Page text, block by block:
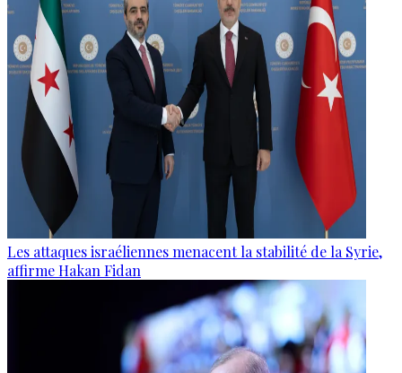
Les attaques israéliennes menacent la stabilité de la Syrie,
affirme Hakan Fidan